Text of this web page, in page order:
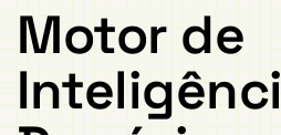
Motor de